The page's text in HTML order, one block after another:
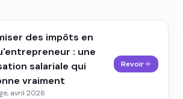
des impôts en
: une
salariale qui
vraiment
avril 2026
Revoir